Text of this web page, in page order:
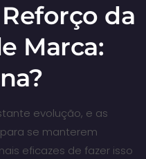
da
Marca:
evolução, e as
se manterem
eficazes de fazer isso